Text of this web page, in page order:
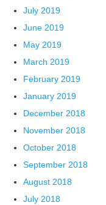
July 2019
June 2019
May 2019
March 2019
February 2019
January 2019
December 2018
November 2018
October 2018
September 2018
August 2018
July 2018